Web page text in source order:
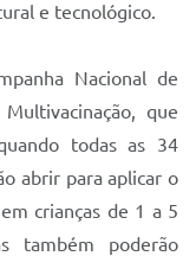
e tecnológico.
Nacional de
que
todas as 34
abrir para aplicar o
crianças de 1 a 5
também poderão